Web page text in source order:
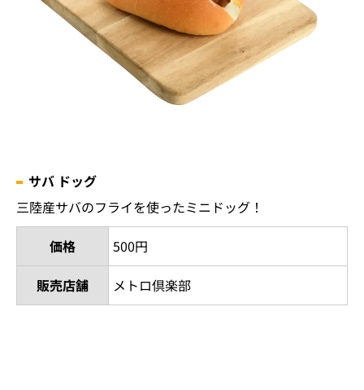
サバ ドッグ
三陸産サバのフライを使ったミニドッグ！
価格
500円
販売店舗
メトロ倶楽部